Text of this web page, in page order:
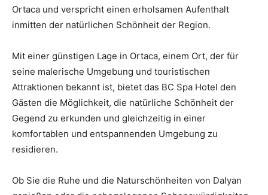
Ortaca und verspricht einen erholsamen Aufenthalt
inmitten der natürlichen Schönheit der Region.
Mit einer günstigen Lage in Ortaca, einem Ort, der für
seine malerische Umgebung und touristischen
Attraktionen bekannt ist, bietet das BC Spa Hotel den
Gästen die Möglichkeit, die natürliche Schönheit der
Gegend zu erkunden und gleichzeitig in einer
komfortablen und entspannenden Umgebung zu
residieren.
Ob Sie die Ruhe und die Naturschönheiten von Dalyan